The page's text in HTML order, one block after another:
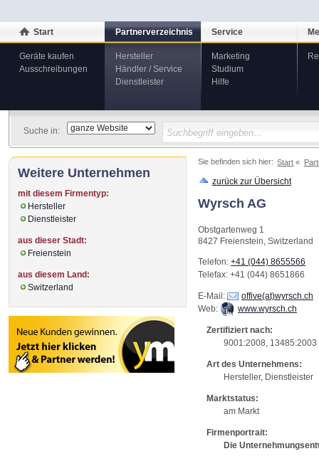
Start
Geräte kaufen
Ausschreibungen
Partnerverzeichnis
Hersteller
Händler / Service
Dienstleister
Service
Marketing
Studium
Hilfe
Suche in:
Sie befinden sich hier: Start
zurück zur Übersicht
Wyrsch AG
Obstgartenweg 1
8427 Freienstein, Switzerland
Telefon: +41 (044) 8655566
Telefax: +41 (044) 8651866
E-Mail:
offive(at)wyrsch.ch
Web:
www.wyrsch.ch
Zertifiziert nach:
9001:2008, 13485:2003
Art des Unternehmens:
Hersteller, Dienstleister
Marktstatus:
am Markt
Firmenportrait:
Die
Weitere Unternehmen
mit diesem Firmentyp:
Hersteller
Dienstleister
aus dieser Stadt:
Freienstein
aus diesem Land:
Switzerland